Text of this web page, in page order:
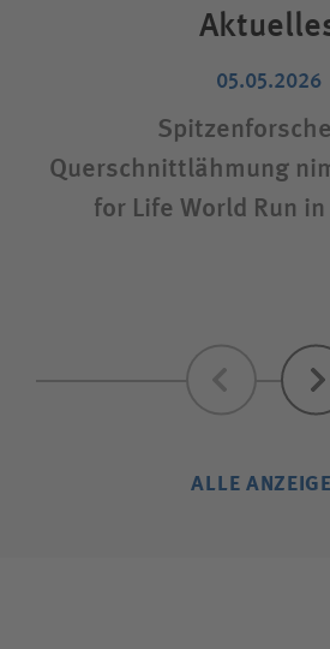
05.05.2026
Querschnittlähmung
for Life World Run
Zurück
ALLE